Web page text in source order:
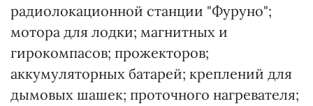
радиолокационной станции "Фуруно";
мотора для лодки; магнитных и
гирокомпасов; прожекторов;
аккумуляторных батарей; креплений для
дымовых шашек; проточного нагревателя;